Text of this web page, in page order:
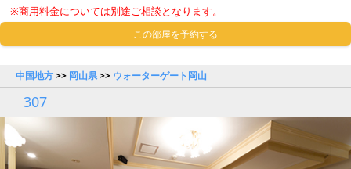
※商用料金については別途ご相談となります。
この部屋を予約する
中国地方>> 岡山県>> ウォーターゲート岡山
307